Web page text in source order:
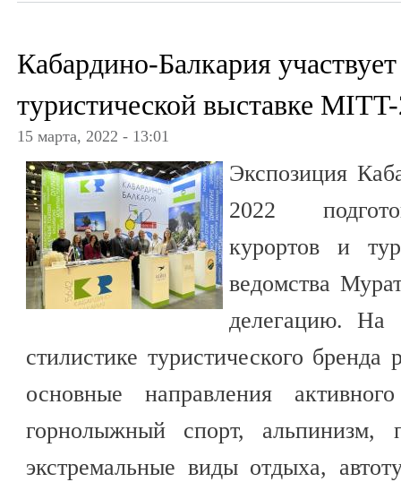
Кабардино-Балкария
туристической выставке
15 марта, 2022 - 13:01
Экспозиция
2022
курортов и
ведомства
делегацию. На
стилистике туристического бренда
основные направления
горнолыжный спорт, альпинизм,
экстремальные виды отдыха,